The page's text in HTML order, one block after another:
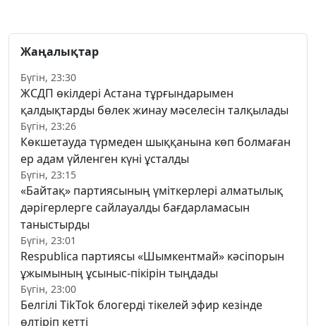
Жаңалықтар
Бүгін, 23:30
ЖСДП өкілдері Астана тұрғындарымен
қалдықтарды бөлек жинау мәселесін талқылады
Бүгін, 23:26
Көкшетауда түрмеден шыққанына көп болмаған
ер адам үйленген күні ұсталды
Бүгін, 23:15
«Байтақ» партиясының үміткерлері алматылық
дәрігерлерге сайлауалды бағдарламасын
таныстырды
Бүгін, 23:01
Respublica партиясы «Шымкентмай» кәсіпорын
ұжымының ұсыныс-пікірін тыңдады
Бүгін, 23:00
Белгілі TikTok блогерді тікелей эфир кезінде
өлтіріп кетті